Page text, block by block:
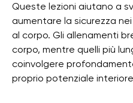
Queste lezioni aiutano a
aumentare la sicurezza
al corpo. Gli allenamenti
corpo, mentre quelli più
coinvolgere
proprio potenziale